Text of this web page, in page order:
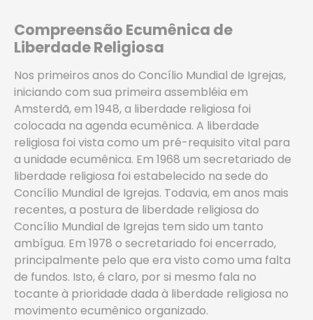
Compreensão Ecumênica de
Liberdade Religiosa
Nos primeiros anos do Concílio Mundial de Igrejas,
iniciando com sua primeira assembléia em
Amsterdã, em 1948, a liberdade religiosa foi
colocada na agenda ecumênica. A liberdade
religiosa foi vista como um pré-requisito vital para
a unidade ecumênica. Em 1968 um secretariado de
liberdade religiosa foi estabelecido na sede do
Concílio Mundial de Igrejas. Todavia, em anos mais
recentes, a postura de liberdade religiosa do
Concílio Mundial de Igrejas tem sido um tanto
ambígua. Em 1978 o secretariado foi encerrado,
principalmente pelo que era visto como uma falta
de fundos. Isto, é claro, por si mesmo fala no
tocante à prioridade dada à liberdade religiosa no
movimento ecumênico organizado.